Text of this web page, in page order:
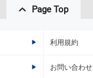
Page Top
利用規約
お問い合わせ